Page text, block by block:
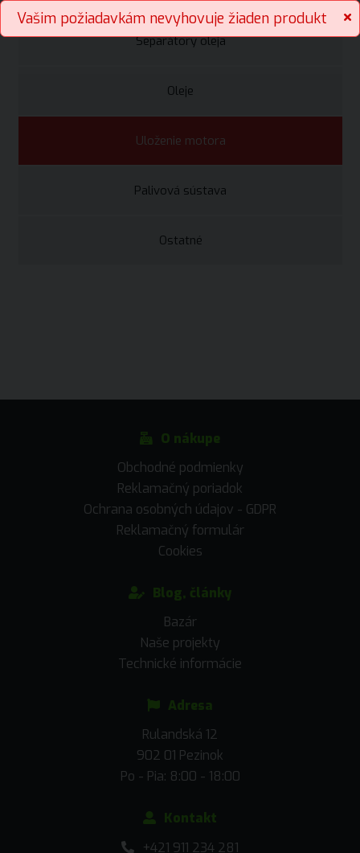
Vašim požiadavkám nevyhovuje žiaden produkt
Separátory oleja
Oleje
Uloženie motora
Palivová sústava
Ostatné
O nákupe
Obchodné podmienky
Reklamačný poriadok
Ochrana osobných údajov - GDPR
Reklamačný formulár
Cookies
Blog, články
Bazár
Naše projekty
Technické informácie
Adresa
Rulandská 12
902 01 Pezinok
Po - Pia: 8:00 - 18:00
Kontakt
+421 911 234 281